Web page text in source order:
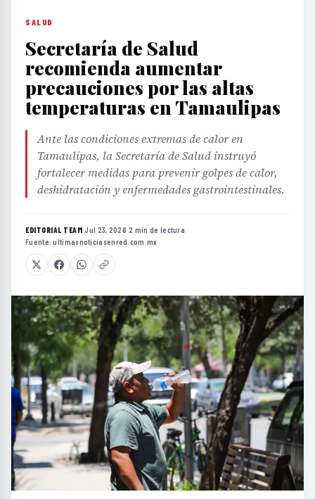
SALUD
Secretaría de Salud
recomienda aumentar
precauciones por las altas
temperaturas en Tamaulipas
Ante las condiciones extremas de calor en
Tamaulipas, la Secretaría de Salud instruyó
fortalecer medidas para prevenir golpes de calor,
deshidratación y enfermedades gastrointestinales.
EDITORIAL TEAM·Jul 23, 2026·2 min de lectura·
Fuente:ultimasnoticiasenred.com.mx